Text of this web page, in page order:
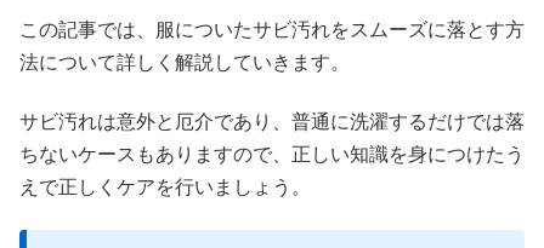
この記事では、服についたサビ汚れをスムーズに落とす方
法について詳しく解説していきます。
サビ汚れは意外と厄介であり、普通に洗濯するだけでは落
ちないケースもありますので、正しい知識を身につけたう
えで正しくケアを行いましょう。